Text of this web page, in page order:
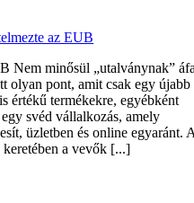
az EUB
Nem minősül „utalványnak”
olyan pont, amit csak egy újabb
értékű termékekre, egyébként
svéd vállalkozás, amely
üzletben és online egyaránt.
keretében a vevők [...]